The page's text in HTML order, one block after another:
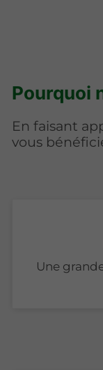
Pourquoi
En faisant
vous
Une